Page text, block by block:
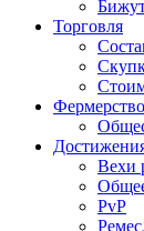
Торговля
Фермерство
Вехи
PvP